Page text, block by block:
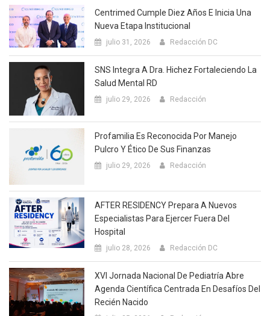
Centrimed Cumple Diez Años E Inicia Una
Nueva Etapa Institucional
julio 31, 2026 Redacción DC
SNS Integra A Dra. Hichez Fortaleciendo La
Salud Mental RD
julio 29, 2026 Redacción
Profamilia Es Reconocida Por Manejo
Pulcro Y Ético De Sus Finanzas
julio 29, 2026 Redacción
AFTER RESIDENCY Prepara A Nuevos
Especialistas Para Ejercer Fuera Del
Hospital
julio 28, 2026 Redacción DC
XVI Jornada Nacional De Pediatría Abre
Agenda Científica Centrada En Desafíos Del
Recién Nacido